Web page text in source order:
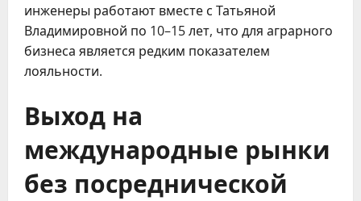
инженеры работают вместе с Татьяной
Владимировной по 10–15 лет, что для аграрного
бизнеса является редким показателем
лояльности.
Выход на
международные рынки
без посреднической